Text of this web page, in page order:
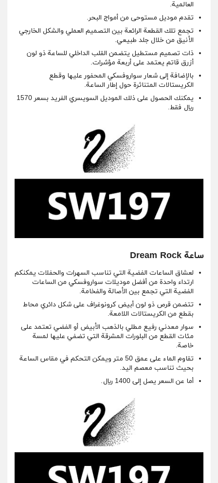
العالمية.
تقدم موديل مستوحى من أمواج البحر.
تجمع تلك القطعة الرائعة بين التصميم العملي والشكل الخارجي
الأنيق من خلال جلد طبيعي.
ذات تصميم مستطيل يتضمن القلب الداخلي للساعة ذو لون
أزرق قاتم يعتمد على أربعة مؤشرات.
بالإضافة إلى شعار سواروفسكي المحفور عليها وقطع
الكريستالات المتناثرة حول إطار الساعة.
يمكنك الحصول على ذلك الموديل السويسري الفريد بسعر 1570
ريال فقط.
ساعة Dream Rock
لعشاق الساعات الفضية التي تناسب السهرات والحفلات يمكنكم
ارتداء واحدة من أفضل موديلات سواروفسكي من الساعات
الفضية التي تجمع بين الأصالة والفخامة.
تتضمن قرص ذو لون أبيض كرونوغراف على شكل دائري محاط
بقطع من الكريستالات اللامعة.
سوار معدني رفيع مطلي بالذهب الأبيض أو الفضي تعتمد على
مئات القطع من البلورات المشرقة التي تضفي عليها لمسة
خاصة.
تقاوم الماء على عمق 50 متر ويمكن التحكم في مقاس الساعة
بحيث تناسب معصم اليد.
أما عن السعر يصل إلى 1400 ريال.